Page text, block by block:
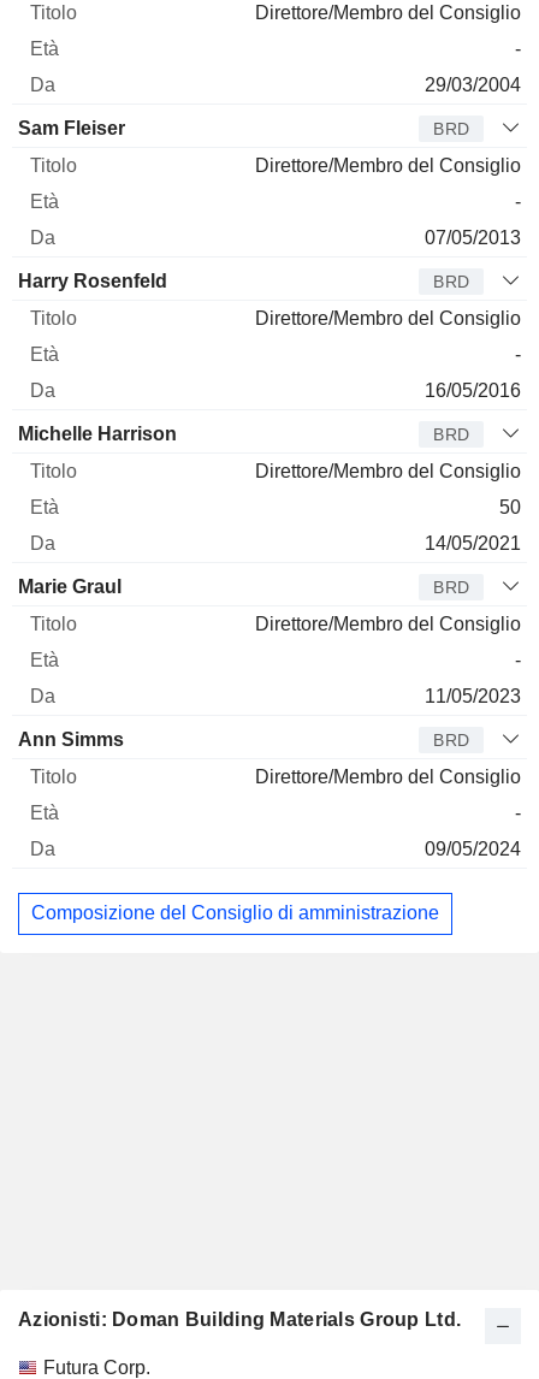
Direttore/Membro del Consiglio
-
29/03/2004
Sam Fleiser BRD
Direttore/Membro del Consiglio
-
07/05/2013
Harry Rosenfeld BRD
Direttore/Membro del Consiglio
-
16/05/2016
Michelle Harrison BRD
Direttore/Membro del Consiglio
50
14/05/2021
Marie Graul BRD
Direttore/Membro del Consiglio
-
11/05/2023
Ann Simms BRD
Direttore/Membro del Consiglio
-
09/05/2024
Composizione del Consiglio di amministrazione
Azionisti: Doman Building Materials Group Ltd.
Nome Azioni
Futura Corp.